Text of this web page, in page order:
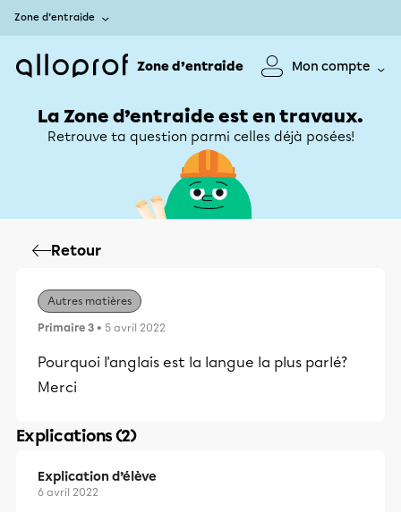
Zone d’entraide
Zone d’entraide Mon compte
La Zone d’entraide est en travaux.
Retrouve ta question parmi celles déjà posées!
Retour
Autres matières
Primaire 3 • 5 avril 2022
Pourquoi l'anglais est la langue la plus parlé?
Merci
Explications (2)
Explication d’élève
6 avril 2022